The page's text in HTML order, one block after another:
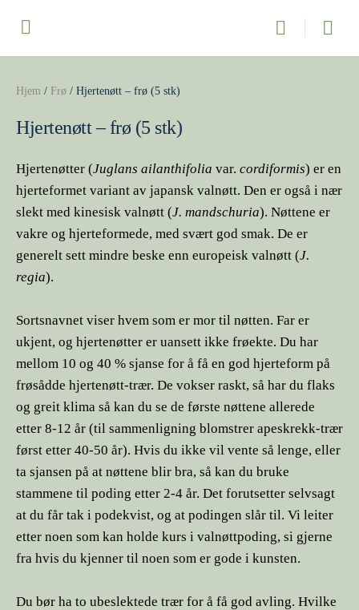
Hjem / Frø / Hjertenøtt – frø (5 stk)
Hjertenøtt – frø (5 stk)
Hjertenøtter (Juglans ailanthifolia var. cordiformis) er en
hjerteformet variant av japansk valnøtt. Den er også i nær
slekt med kinesisk valnøtt (J. mandschuria). Nøttene er
vakre og hjerteformede, med svært god smak. De er
generelt sett mindre beske enn europeisk valnøtt (J.
regia).
Sortsnavnet viser hvem som er mor til nøtten. Far er
ukjent, og hjertenøtter er uansett ikke frøekte. Du har
mellom 10 og 40 % sjanse for å få en god hjerteform på
frøsådde hjertenøtt-trær. De vokser raskt, så har du flaks
og greit klima så kan du se de første nøttene allerede
etter 8-12 år (til sammenligning blomstrer apeskrekk-trær
først etter 40-50 år). Hvis du ikke vil vente så lenge, eller
ta sjansen på at nøttene blir bra, så kan du bruke
stammene til poding etter 2-4 år. Det forutsetter selvsagt
at du får tak i podekvist, og at podingen slår til. Vi leiter
etter noen som kan holde kurs i valnøttpoding, si gjerne
fra hvis du kjenner til noen som er gode i kunsten.
Du bør ha to ubeslektede trær for å få god avling. Hvilke